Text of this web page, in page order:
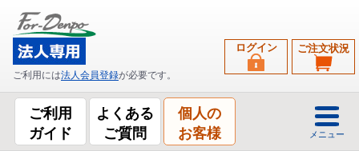
ご利用には法人会員登録が必要です。
ご注文状況
ログイン
ご利用
ガイド
よくある
ご質問
個人の
お客様
メニュー